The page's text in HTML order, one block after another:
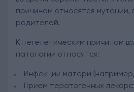
причинам относятся
родителей.
К негенетическим причинам
патологий относятся:
Инфекции матери
Прием тератогенных